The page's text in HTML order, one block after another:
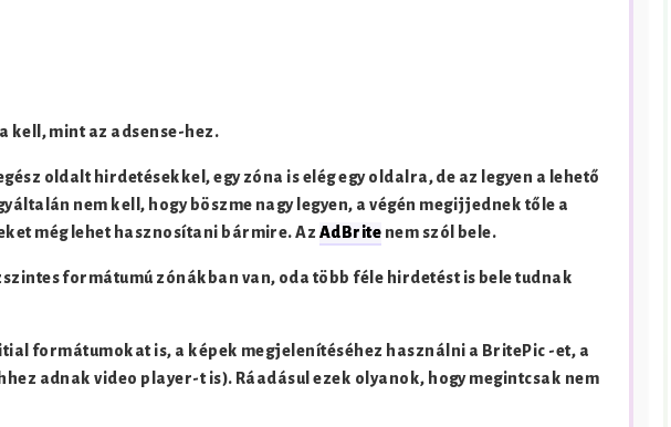
kell, mint az adsense-hez.
oldalt hirdetésekkel, egy zóna is elég egy oldalra, de az legyen a lehető
nem kell, hogy böszme nagy legyen, a végén megijjednek tőle a
még lehet hasznosítani bármire. Az AdBrite nem szól bele.
formátumú zónákban van, oda több féle hirdetést is bele tudnak
formátumokat is, a képek megjelenítéséhez használni a BritePic -et, a
adnak video player-t is). Ráadásul ezek olyanok, hogy megintcsak nem